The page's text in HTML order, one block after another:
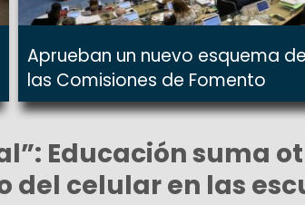
Aprueban un nuevo esquema
las Comisiones de Fomento
Educación suma
del celular en las